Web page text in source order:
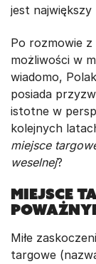
jest
Po rozmowie z
możliwości w
wiadomo,
posiada
istotne w
kolejnych
miejsce
weselnej?
Miejsce
Miłe
targowe